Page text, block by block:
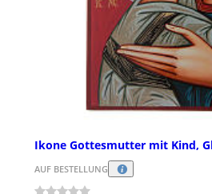
Ikone Gottesmutter mit Kind,
AUF BESTELLUNG